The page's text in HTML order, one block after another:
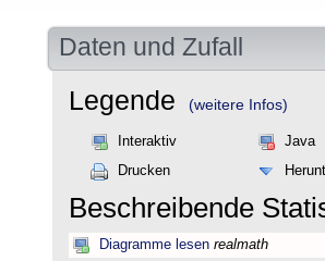
Daten und Zufall
Legende (weitere Infos)
Interaktiv Java
Drucken
Beschreibende
Diagramme lesen realmath